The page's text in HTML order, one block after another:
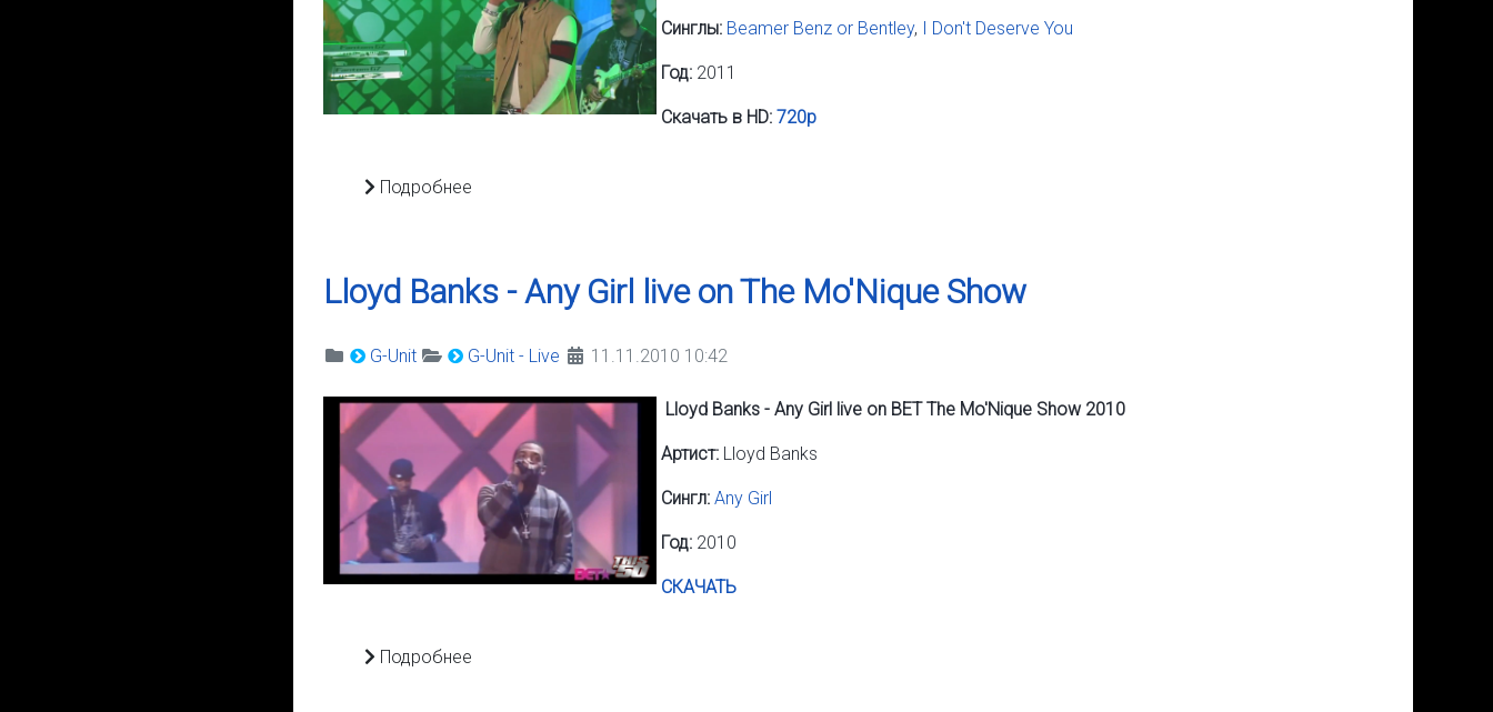
Синглы: Beamer Benz or Bentley, I Don't Deserve You
Год: 2011
Скачать в HD: 720p
Подробнее
Lloyd Banks - Any Girl live on The Mo'Nique Show
G-Unit G-Unit - Live 11.11.2010 10:42
Lloyd Banks - Any Girl live on BET The Mo'Nique Show 2010
Артист: Lloyd Banks
Сингл: Any Girl
Год: 2010
СКАЧАТЬ
Подробнее